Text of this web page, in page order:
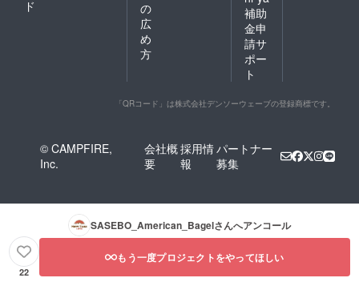
ド
の
広
め
方
補助
金申
請サ
ポー
ト
「QRコード」は株式会社デンソーウェーブの登録商標です。
© CAMPFIRE,
Inc.
会社概
要
採用情
報
パートナー
募集
SASEBO_American_Bagelさんへアンコール
22
もう一度プロジェクトをやってほしい